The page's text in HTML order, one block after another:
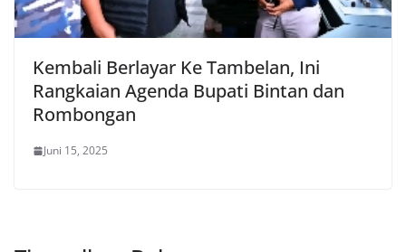
Kembali Berlayar Ke Tambelan, Ini
Rangkaian Agenda Bupati Bintan dan
Rombongan
Juni 15, 2025